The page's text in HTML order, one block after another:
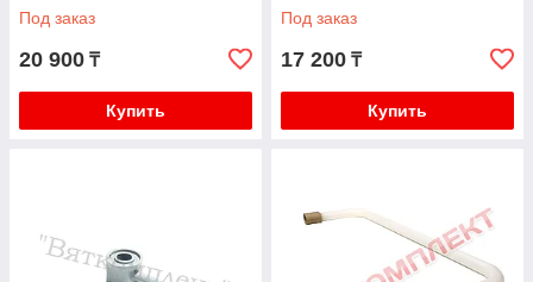
Под заказ
20 900 ₸
Купить
Под заказ
17 200 ₸
Купить